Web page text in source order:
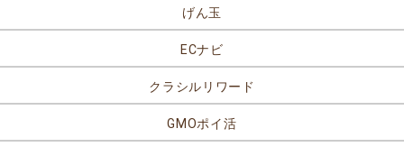
げん玉
ECナビ
クラシルリワード
GMOポイ活